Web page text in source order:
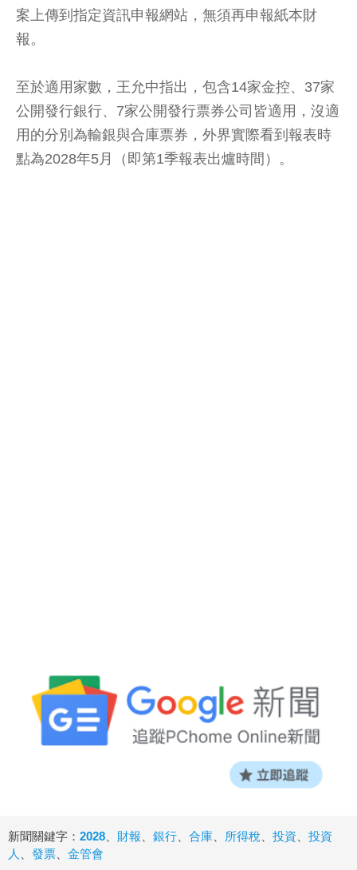
案上傳到指定資訊申報網站，無須再申報紙本財
報。
至於適用家數，王允中指出，包含14家金控、37家
公開發行銀行、7家公開發行票券公司皆適用，沒適
用的分別為輸銀與合庫票券，外界實際看到報表時
點為2028年5月（即第1季報表出爐時間）。
新聞關鍵字： 2028 財報 銀行 合庫 所得稅 投資
投資
人
發票 金管會